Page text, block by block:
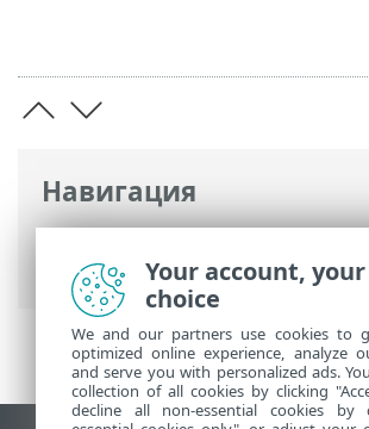
Навигация
On-Prem
>Спецификации
Your account,
choice
We and our partners use cookies to
optimized online experience, analyze
and serve you with personalized ads.
collection of all cookies by clicking
decline all non-essential cookies by